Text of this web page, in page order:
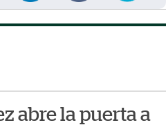
abre la puerta a